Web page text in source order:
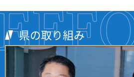
県の取り組み